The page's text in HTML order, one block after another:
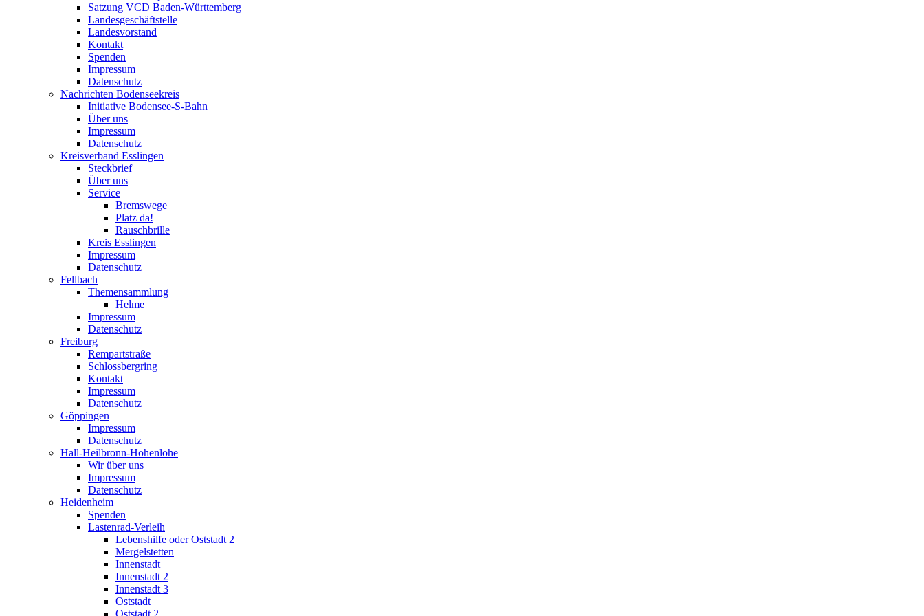
Satzung VCD Baden-Württemberg
Landesgeschäftstelle
Landesvorstand
Kontakt
Spenden
Impressum
Datenschutz
Nachrichten Bodenseekreis
Initiative Bodensee-S-Bahn
Über uns
Impressum
Datenschutz
Kreisverband Esslingen
Steckbrief
Über uns
Service
Bremswege
Platz da!
Rauschbrille
Kreis Esslingen
Impressum
Datenschutz
Fellbach
Themensammlung
Helme
Impressum
Datenschutz
Freiburg
Rempartstraße
Schlossbergring
Kontakt
Impressum
Datenschutz
Göppingen
Impressum
Datenschutz
Hall-Heilbronn-Hohenlohe
Wir über uns
Impressum
Datenschutz
Heidenheim
Spenden
Lastenrad-Verleih
Lebenshilfe oder Oststadt 2
Mergelstetten
Innenstadt
Innenstadt 2
Innenstadt 3
Oststadt
Oststadt 2